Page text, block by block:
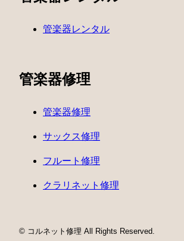
管楽器レンタル
管楽器修理
管楽器修理
サックス修理
フルート修理
クラリネット修理
© コルネット修理 All Rights Reserved.